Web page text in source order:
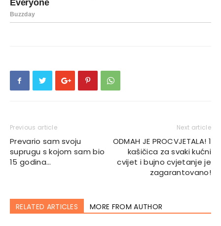
Previous article
Prevario sam svoju
suprugu s kojom sam bio
15 godina…
Next article
ODMAH JE PROCVJETALA! 1
kašičica za svaki kućni
cvijet i bujno cvjetanje je
zagarantovano!
RELATED ARTICLES MORE FROM AUTHOR